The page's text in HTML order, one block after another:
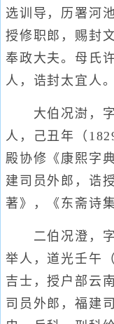
选训导，历署河
授修职郎，赐封
奉政大夫。母氏
人，诰封太宜人
大伯况澍，字
人，己丑年（
殿协修《康熙字
建司员外郎，诰
著》，《东斋诗集
二伯况澄，字
举人，道光壬午
吉士，授户部云
司员外郎，福建